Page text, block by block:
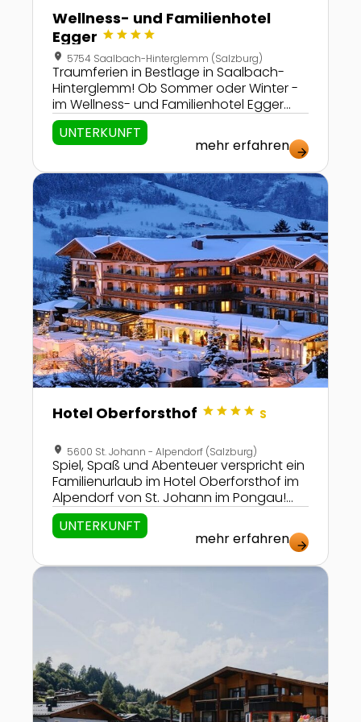
Wellness- und Familienhotel
Egger starstarstarstar
location_on 5754 Saalbach-Hinterglemm (Salzburg)
Traumferien in Bestlage in Saalbach-
Hinterglemm! Ob Sommer oder Winter -
im Wellness- und Familienhotel Egger
werden die Urlaubstage sicher nicht zu
lang! Ski- und Wanderspaß,
Badevergnügen und Aktivprogramm für
Groß und Klein sorgen für Abwechslung.
UNTERKUNFT
mehr erfahren arrow_forward
Zur Detailseite von Hotel Oberforsthof
Hotel Oberforsthof starstarstarstar S
location_on 5600 St. Johann - Alpendorf (Salzburg)
Spiel, Spaß und Abenteuer verspricht ein
Familienurlaub im Hotel Oberforsthof im
Alpendorf von St. Johann im Pongau!
Und das auf 4-Stern-Superior-Niveau
mit allen Annehmlichkeiten, die man für
einen gelungenen Urlaub benötigt!
UNTERKUNFT
mehr erfahren arrow_forward
Zur Detailseite von Verrücktes Haus und